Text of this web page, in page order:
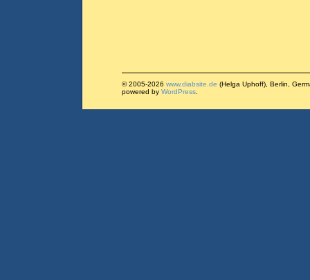
© 2005-2026 www.diabsite.de (Helga Uphoff), Berlin,
powered by WordPress.